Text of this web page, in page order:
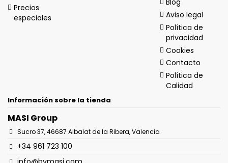
Precios
especiales
Blog
Aviso legal
Política de
privacidad
Cookies
Contacto
Política de
Calidad
Información sobre la tienda
MASI Group
Sucro 37, 46687 Albalat de la Ribera, Valencia
+34 961 723 100